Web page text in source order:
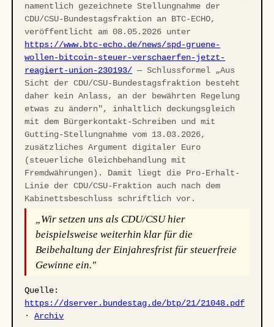
namentlich gezeichnete Stellungnahme der
CDU/CSU-Bundestagsfraktion an BTC-ECHO,
veröffentlicht am 08.05.2026 unter
https://www.btc-echo.de/news/spd-gruene-
wollen-bitcoin-steuer-verschaerfen-jetzt-
reagiert-union-230193/ — Schlussformel „Aus
Sicht der CDU/CSU-Bundestagsfraktion besteht
daher kein Anlass, an der bewährten Regelung
etwas zu ändern", inhaltlich deckungsgleich
mit dem Bürgerkontakt-Schreiben und mit
Gutting-Stellungnahme vom 13.03.2026,
zusätzliches Argument digitaler Euro
(steuerliche Gleichbehandlung mit
Fremdwährungen). Damit liegt die Pro-Erhalt-
Linie der CDU/CSU-Fraktion auch nach dem
Kabinettsbeschluss schriftlich vor.
„Wir setzen uns als CDU/CSU hier
beispielsweise weiterhin klar für die
Beibehaltung der Einjahresfrist für steuerfreie
Gewinne ein."
Quelle:
https://dserver.bundestag.de/btp/21/21048.pdf
·Archiv